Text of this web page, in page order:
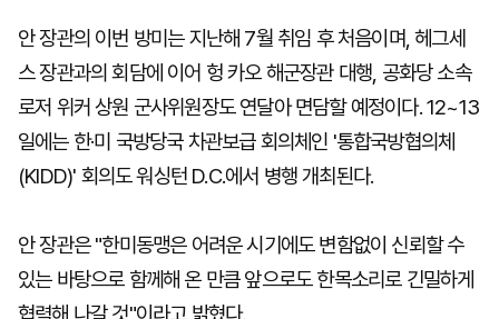
안 장관의 이번 방미는 지난해 7월 취임 후 처음이며, 헤그세
스 장관과의 회담에 이어 헝 카오 해군장관 대행, 공화당 소속
로저 위커 상원 군사위원장도 연달아 면담할 예정이다. 12~13
일에는 한·미 국방당국 차관보급 회의체인 '통합국방협의체
(KIDD)' 회의도 워싱턴 D.C.에서 병행 개최된다.
안 장관은 "한미동맹은 어려운 시기에도 변함없이 신뢰할 수
있는 바탕으로 함께해 온 만큼 앞으로도 한목소리로 긴밀하게